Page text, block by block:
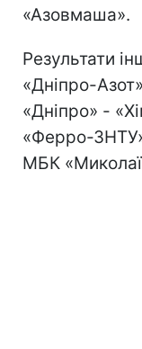
«Азовмаша».
Результати
«Дніпро-
«Дніпро» -
«Ферро-
МБК